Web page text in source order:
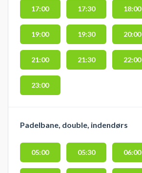
17:00 17:30 18:00
19:00 19:30 20:00
21:00 21:30 22:00
23:00
Padelbane, double, indendørs
05:00 05:30 06:00